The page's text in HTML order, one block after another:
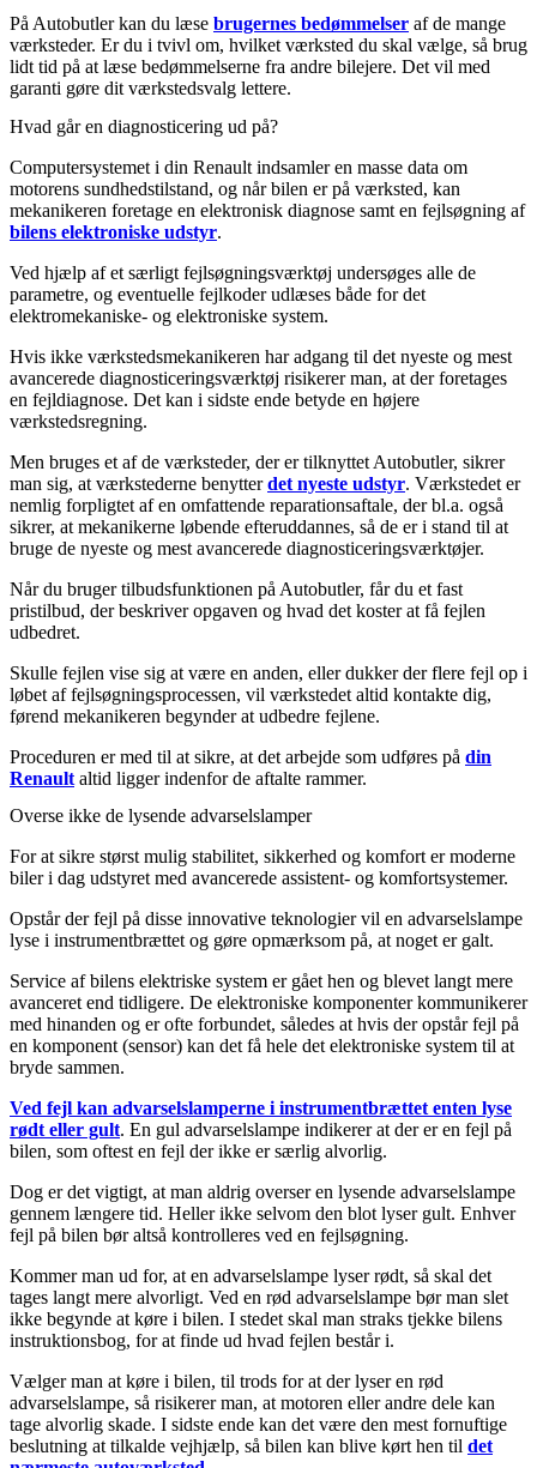
På Autobutler kan du læse brugernes bedømmelser af de mange
værksteder. Er du i tvivl om, hvilket værksted du skal vælge, så brug
lidt tid på at læse bedømmelserne fra andre bilejere. Det vil med
garanti gøre dit værkstedsvalg lettere.
Hvad går en diagnosticering ud på?
Computersystemet i din Renault indsamler en masse data om
motorens sundhedstilstand, og når bilen er på værksted, kan
mekanikeren foretage en elektronisk diagnose samt en fejlsøgning af
bilens elektroniske udstyr.
Ved hjælp af et særligt fejlsøgningsværktøj undersøges alle de
parametre, og eventuelle fejlkoder udlæses både for det
elektromekaniske- og elektroniske system.
Hvis ikke værkstedsmekanikeren har adgang til det nyeste og mest
avancerede diagnosticeringsværktøj risikerer man, at der foretages
en fejldiagnose. Det kan i sidste ende betyde en højere
værkstedsregning.
Men bruges et af de værksteder, der er tilknyttet Autobutler, sikrer
man sig, at værkstederne benytterdet nyeste udstyr. Værkstedet er
nemlig forpligtet af en omfattende reparationsaftale, der bl.a. også
sikrer, at mekanikerne løbende efteruddannes, så de er i stand til at
bruge de nyeste og mest avancerede diagnosticeringsværktøjer.
Når du bruger tilbudsfunktionen på Autobutler, får du et fast
pristilbud, der beskriver opgaven og hvad det koster at få fejlen
udbedret.
Skulle fejlen vise sig at være en anden, eller dukker der flere fejl op i
løbet af fejlsøgningsprocessen, vil værkstedet altid kontakte dig,
førend mekanikeren begynder at udbedre fejlene.
Proceduren er med til at sikre, at det arbejde som udføres på din
Renault altid ligger indenfor de aftalte rammer.
Overse ikke de lysende advarselslamper
For at sikre størst mulig stabilitet, sikkerhed og komfort er moderne
biler i dag udstyret med avancerede assistent- og komfortsystemer.
Opstår der fejl på disse innovative teknologier vil en advarselslampe
lyse i instrumentbrættet og gøre opmærksom på, at noget er galt.
Service af bilens elektriske system er gået hen og blevet langt mere
avanceret end tidligere. De elektroniske komponenter kommunikerer
med hinanden og er ofte forbundet, således at hvis der opstår fejl på
en komponent (sensor) kan det få hele det elektroniske system til at
bryde sammen.
Ved fejl kan advarselslamperne i instrumentbrættet enten lyse
rødt eller gult. En gul advarselslampe indikerer at der er en fejl på
bilen, som oftest en fejl der ikke er særlig alvorlig.
Dog er det vigtigt, at man aldrig overser en lysende advarselslampe
gennem længere tid. Heller ikke selvom den blot lyser gult. Enhver
fejl på bilen bør altså kontrolleres ved en fejlsøgning.
Kommer man ud for, at en advarselslampe lyser rødt, så skal det
tages langt mere alvorligt. Ved en rød advarselslampe bør man slet
ikke begynde at køre i bilen. I stedet skal man straks tjekke bilens
instruktionsbog, for at finde ud hvad fejlen består i.
Vælger man at køre i bilen, til trods for at der lyser en rød
advarselslampe, så risikerer man, at motoren eller andre dele kan
tage alvorlig skade. I sidste ende kan det være den mest fornuftige
beslutning at tilkalde vejhjælp, så bilen kan blive kørt hen til det